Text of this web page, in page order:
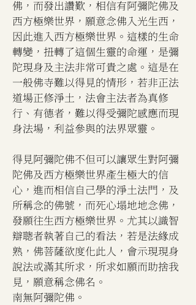
佛，而發出讚歎，相信有阿彌陀佛及
西方極樂世界，願意念佛入光生西，
因此進入西方極樂世界。這樣的生命
轉變，扭轉了這個生靈的命運，是彌
陀現身及主法非常可貴之處。這是在
一般佛寺難以得見的情形，若非正法
道場正修淨土，法會主法者為真修
行、有德者，難以得受彌陀感應而現
身法場，利益參與的法界眾靈。
得見阿彌陀佛不但可以讓眾生對阿彌
陀佛及西方極樂世界產生極大的信
心，進而相信自己學的淨土法門，及
所稱念的佛號，而死心塌地地念佛，
發願往生西方極樂世界。尤其以識智
辯聰者執著自己的看法，若是法緣成
熟，佛菩薩欲度化此人，會示現現身
說法或滿其所求，所求如願而助捨我
見，願意稱念佛名。
南無阿彌陀佛。